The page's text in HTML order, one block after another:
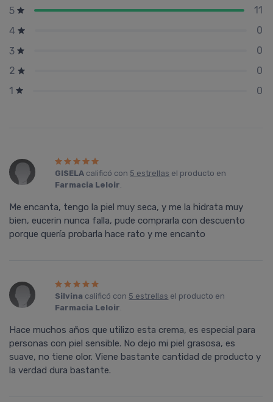
5
11
4
0
3
0
2
0
1
0
GISELA calificó con 5 estrellas el producto en
Farmacia Leloir.
Me encanta, tengo la piel muy seca, y me la hidrata muy
bien, eucerin nunca falla, pude comprarla con descuento
porque quería probarla hace rato y me encanto
Silvina calificó con 5 estrellas el producto en
Farmacia Leloir.
Hace muchos años que utilizo esta crema, es especial para
personas con piel sensible. No dejo mi piel grasosa, es
suave, no tiene olor. Viene bastante cantidad de producto y
la verdad dura bastante.